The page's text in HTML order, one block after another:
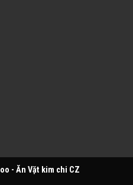
- Ăn Vặt kim chi CZ